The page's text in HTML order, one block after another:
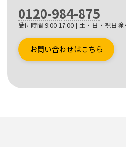
0120-984-875
受付時間 9:00-17:00 [ 土・日・祝日除
お問い合わせはこちら